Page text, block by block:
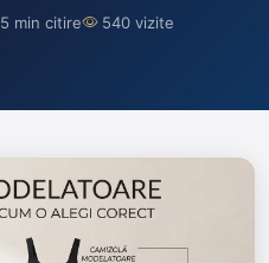
5 min citire 540 vizite